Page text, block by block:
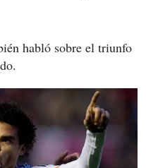
habló sobre el triunfo